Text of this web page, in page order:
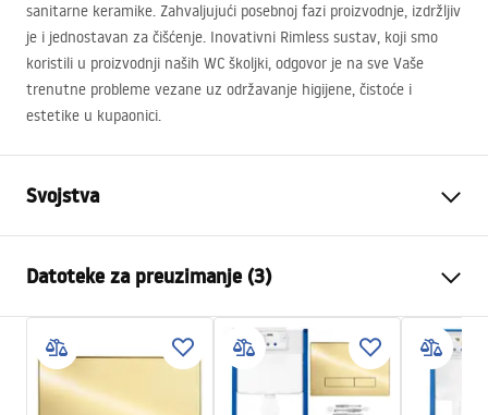
sanitarne keramike. Zahvaljujući posebnoj fazi proizvodnje, izdržljiv
je i jednostavan za čišćenje. Inovativni Rimless sustav, koji smo
koristili u proizvodnji naših WC školjki, odgovor je na sve Vaše
trenutne probleme vezane uz održavanje higijene, čistoće i
estetike u kupaonici.
Svojstva
Sustav ispiranja
Rimless (bez ruba)
Boja
Imitacija kamena
Završetak
Mat
Materijal
Sanitarna keramika
Datoteke za preuzimanje (3)
ATEST-higieniczny.pdf